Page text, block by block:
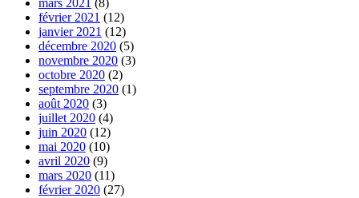
mars 2021 (8)
février 2021 (12)
janvier 2021 (12)
décembre 2020 (5)
novembre 2020 (3)
octobre 2020 (2)
septembre 2020 (1)
août 2020 (3)
juillet 2020 (4)
juin 2020 (12)
mai 2020 (10)
avril 2020 (9)
mars 2020 (11)
février 2020 (27)